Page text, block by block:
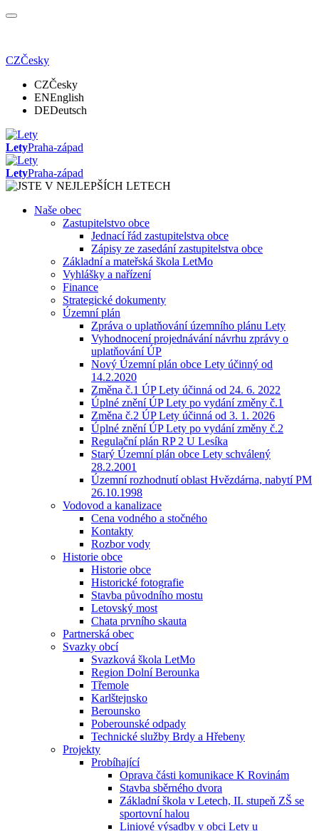
CZČesky
CZČesky
ENEnglish
DEDeutsch
LetyPraha-západ
LetyPraha-západ
Naše obec
Zastupitelstvo obce
Jednací řád zastupitelstva obce
Zápisy ze zasedání zastupitelstva obce
Základní a mateřská škola LetMo
Vyhlášky a nařízení
Finance
Strategické dokumenty
Územní plán
Zpráva o uplatňování územního plánu Lety
Vyhodnocení projednávání návrhu zprávy o
uplatňování ÚP
Nový Územní plán obce Lety účinný od
14.2.2020
Změna č.1 ÚP Lety účinná od 24. 6. 2022
Úplné znění ÚP Lety po vydání změny č.1
Změna č.2 ÚP Lety účinná od 3. 1. 2026
Úplné znění ÚP Lety po vydání změny č.2
Regulační plán RP 2 U Lesíka
Starý Územní plán obce Lety schválený
28.2.2001
Územní rozhodnutí oblast Hvězdárna, nabytí PM
26.10.1998
Vodovod a kanalizace
Cena vodného a stočného
Kontakty
Rozbor vody
Historie obce
Historie obce
Historické fotografie
Stavba původního mostu
Letovský most
Chata prvního skauta
Partnerská obec
Svazky obcí
Svazková škola LetMo
Region Dolní Berounka
Třemole
Karlštejnsko
Berounsko
Poberounské odpady
Technické služby Brdy a Hřebeny
Projekty
Probíhající
Oprava části komunikace K Rovinám
Stavba sběrného dvora
Základní škola v Letech, II. stupeň ZŠ se
sportovní halou
Liniové výsadby v obci Lety u